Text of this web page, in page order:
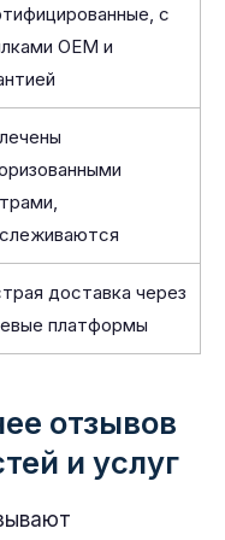
с
OEM и
доставка через
платформы
отзывов
и услуг